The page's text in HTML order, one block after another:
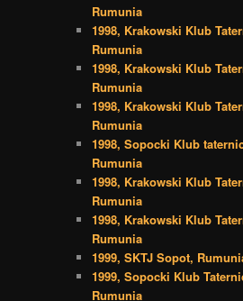
Rumunia
1998, Krakowski Klub
Rumunia
1998, Krakowski Klub
Rumunia
1998, Krakowski Klub
Rumunia
1998, Sopocki Klub
Rumunia
1998, Krakowski Klub
Rumunia
1998, Krakowski Klub
Rumunia
1999, SKTJ Sopot,
1999, Sopocki Klub
Rumunia